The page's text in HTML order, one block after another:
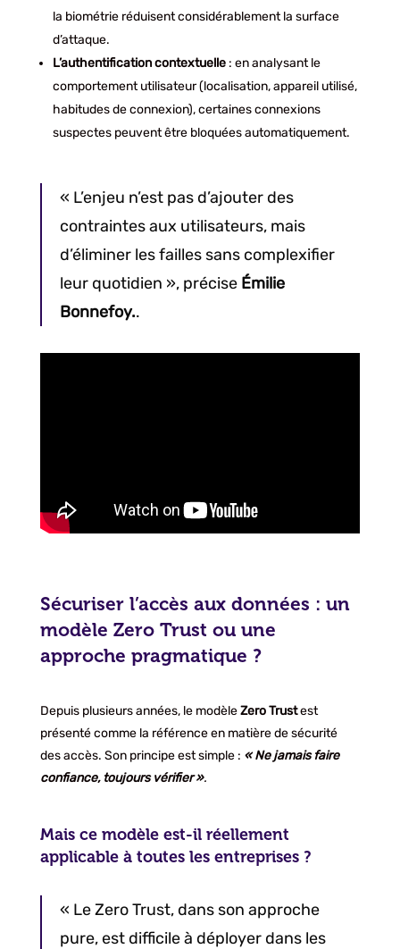
la biométrie réduisent considérablement la surface
d’attaque.
L’authentification contextuelle: en analysant le
comportement utilisateur (localisation, appareil utilisé,
habitudes de connexion), certaines connexions
suspectes peuvent être bloquées automatiquement.
« L’enjeu n’est pas d’ajouter des
contraintes aux utilisateurs, mais
d’éliminer les failles sans complexifier
leur quotidien », précise Émilie
Bonnefoy..
Sécuriser l’accès aux données : un
modèle Zero Trust ou une
approche pragmatique ?
Depuis plusieurs années, le modèleZero Trustest
présenté comme la référence en matière de sécurité
des accès. Son principe est simple : « Ne jamais faire
confiance, toujours vérifier ».
Mais ce modèle est-il réellement
applicable à toutes les entreprises ?
« Le Zero Trust, dans son approche
pure, est difficile à déployer dans les